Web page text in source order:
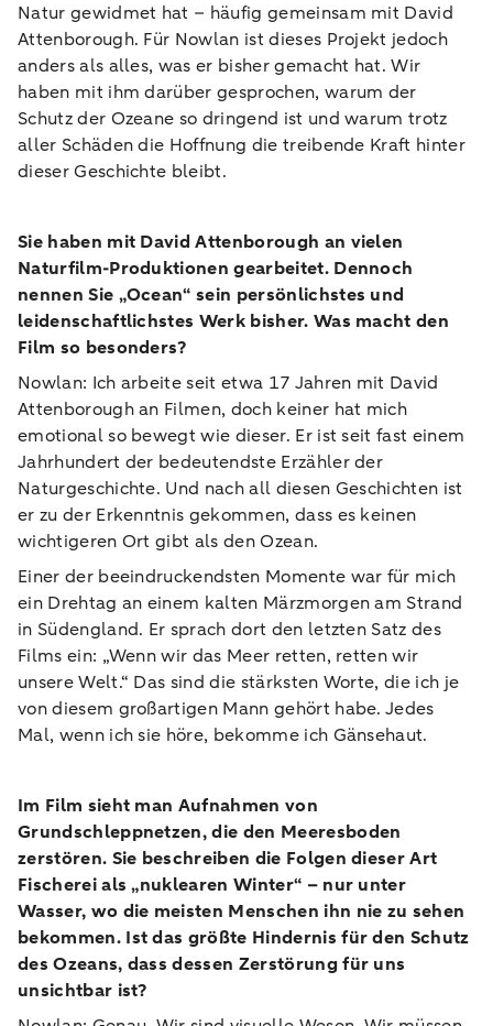
Natur gewidmet hat – häufig gemeinsam mit David
Attenborough. Für Nowlan ist dieses Projekt jedoch
anders als alles, was er bisher gemacht hat. Wir
haben mit ihm darüber gesprochen, warum der
Schutz der Ozeane so dringend ist und warum trotz
aller Schäden die Hoffnung die treibende Kraft hinter
dieser Geschichte bleibt.
Sie haben mit David Attenborough an vielen
Naturfilm-Produktionen gearbeitet. Dennoch
nennen Sie „Ocean“ sein persönlichstes und
leidenschaftlichstes Werk bisher. Was macht den
Film so besonders?
Nowlan: Ich arbeite seit etwa 17 Jahren mit David
Attenborough an Filmen, doch keiner hat mich
emotional so bewegt wie dieser. Er ist seit fast einem
Jahrhundert der bedeutendste Erzähler der
Naturgeschichte. Und nach all diesen Geschichten ist
er zu der Erkenntnis gekommen, dass es keinen
wichtigeren Ort gibt als den Ozean.
Einer der beeindruckendsten Momente war für mich
ein Drehtag an einem kalten Märzmorgen am Strand
in Südengland. Er sprach dort den letzten Satz des
Films ein: „Wenn wir das Meer retten, retten wir
unsere Welt.“ Das sind die stärksten Worte, die ich je
von diesem großartigen Mann gehört habe. Jedes
Mal, wenn ich sie höre, bekomme ich Gänsehaut.
Im Film sieht man Aufnahmen von
Grundschleppnetzen, die den Meeresboden
zerstören. Sie beschreiben die Folgen dieser Art
Fischerei als „nuklearen Winter“ – nur unter
Wasser, wo die meisten Menschen ihn nie zu sehen
bekommen. Ist das größte Hindernis für den Schutz
des Ozeans, dass dessen Zerstörung für uns
unsichtbar ist?